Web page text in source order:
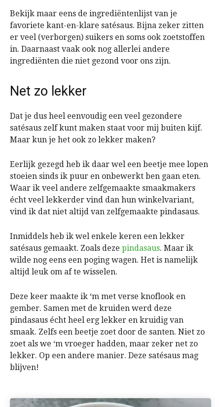
Bekijk maar eens de ingrediëntenlijst van je
favoriete kant-en-klare satésaus. Bijna zeker zitten
er veel (verborgen) suikers en soms ook zoetstoffen
in. Daarnaast vaak ook nog allerlei andere
ingrediënten die niet gezond voor ons zijn.
Net zo lekker
Dat je dus heel eenvoudig een veel gezondere
satésaus zelf kunt maken staat voor mij buiten kijf.
Maar kun je het ook zo lekker maken?
Eerlijk gezegd heb ik daar wel een beetje mee lopen
stoeien sinds ik puur en onbewerkt ben gaan eten.
Waar ik veel andere zelfgemaakte smaakmakers
écht veel lekkerder vind dan hun winkelvariant,
vind ik dat niet altijd van zelfgemaakte pindasaus.
Inmiddels heb ik wel enkele keren een lekker
satésaus gemaakt. Zoals deze pindasaus. Maar ik
wilde nog eens een poging wagen. Het is namelijk
altijd leuk om af te wisselen.
Deze keer maakte ik ‘m met verse knoflook en
gember. Samen met de kruiden werd deze
pindasaus écht heel erg lekker en kruidig van
smaak. Zelfs een beetje zoet door de santen. Niet zo
zoet als we ‘m vroeger hadden, maar zeker net zo
lekker. Op een andere manier. Deze satésaus mag
blijven!